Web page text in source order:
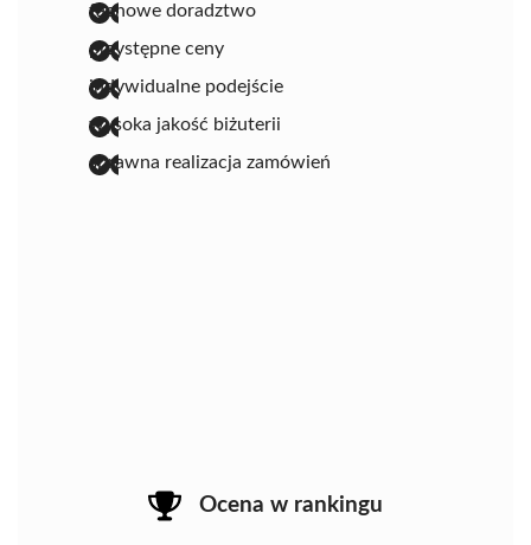
fachowe doradztwo
przystępne ceny
indywidualne podejście
wysoka jakość biżuterii
sprawna realizacja zamówień
Ocena w rankingu